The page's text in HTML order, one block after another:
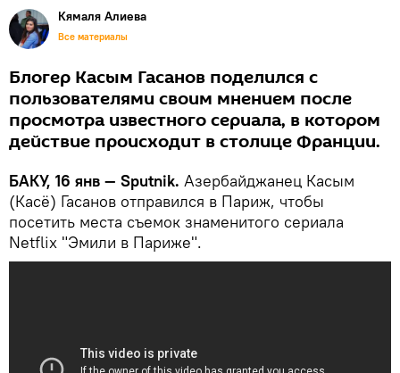
Кямаля Алиева
Все материалы
Блогер Касым Гасанов поделился с
пользователями своим мнением после
просмотра известного сериала, в котором
действие происходит в столице Франции.
БАКУ, 16 янв — Sputnik. Азербайджанец Касым
(Касё) Гасанов отправился в Париж, чтобы
посетить места съемок знаменитого сериала
Netflix "Эмили в Париже".